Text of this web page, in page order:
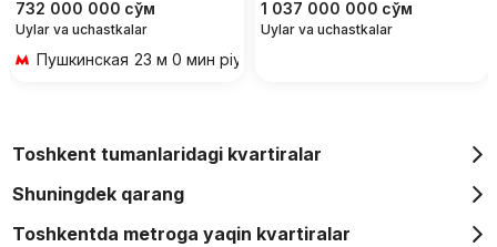
732 000 000 сўм
Uylar va uchastkalar
Пушкинская 23 м 0 мин piyoda
1 037 000 000 сўм
Uylar va uchastkalar
Toshkent tumanlaridagi kvartiralar
Shuningdek qarang
Toshkentda metroga yaqin kvartiralar